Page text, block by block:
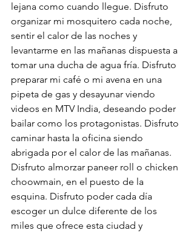
lejana como cuando llegue. Disfruto
organizar mi mosquitero cada noche,
sentir el calor de las noches y
levantarme en las mañanas dispuesta a
tomar una ducha de agua fría. Disfruto
preparar mi café o mi avena en una
pipeta de gas y desayunar viendo
videos en MTV India, deseando poder
bailar como los protagonistas. Disfruto
caminar hasta la oficina siendo
abrigada por el calor de las mañanas.
Disfruto almorzar paneer roll o chicken
choowmain, en el puesto de la
esquina. Disfruto poder cada día
escoger un dulce diferente de los
miles que ofrece esta ciudad y